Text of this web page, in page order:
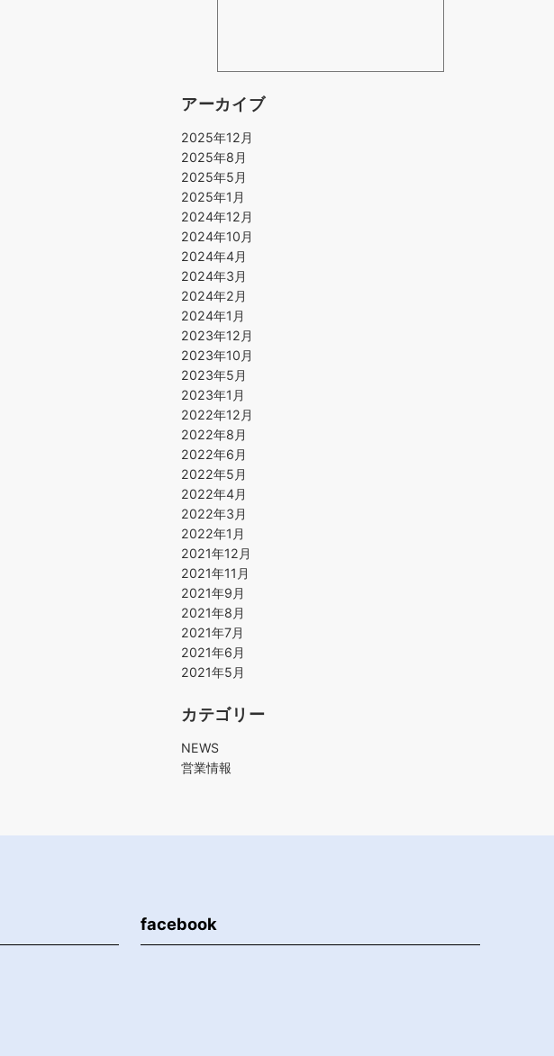
アーカイブ
2025年12月
2025年8月
2025年5月
2025年1月
2024年12月
2024年10月
2024年4月
2024年3月
2024年2月
2024年1月
2023年12月
2023年10月
2023年5月
2023年1月
2022年12月
2022年8月
2022年6月
2022年5月
2022年4月
2022年3月
2022年1月
2021年12月
2021年11月
2021年9月
2021年8月
2021年7月
2021年6月
2021年5月
カテゴリー
NEWS
営業情報
facebook